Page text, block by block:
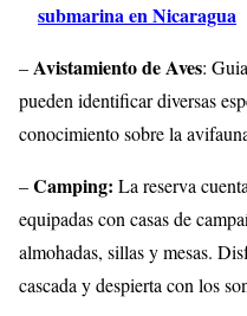
submarina en Nicaragua
–Avistamiento de Aves:
pueden identificar diversas
conocimiento sobre la
–Camping: La reserva
equipadas con casas de
almohadas, sillas y mesas.
cascada y despierta con los